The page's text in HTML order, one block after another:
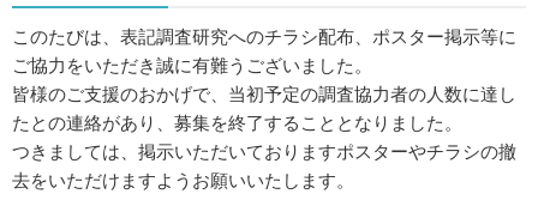
このたびは、表記調査研究へのチラシ配布、ポスター掲示等に
ご協力をいただき誠に有難うございました。
皆様のご支援のおかげで、当初予定の調査協力者の人数に達し
たとの連絡があり、募集を終了することとなりました。
つきましては、掲示いただいておりますポスターやチラシの撤
去をいただけますようお願いいたします。